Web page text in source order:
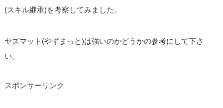
(スキル継承)を考察してみました。
ヤズマット(やずまっと)は強いのかどうかの参考にして下さ
い。
スポンサーリンク